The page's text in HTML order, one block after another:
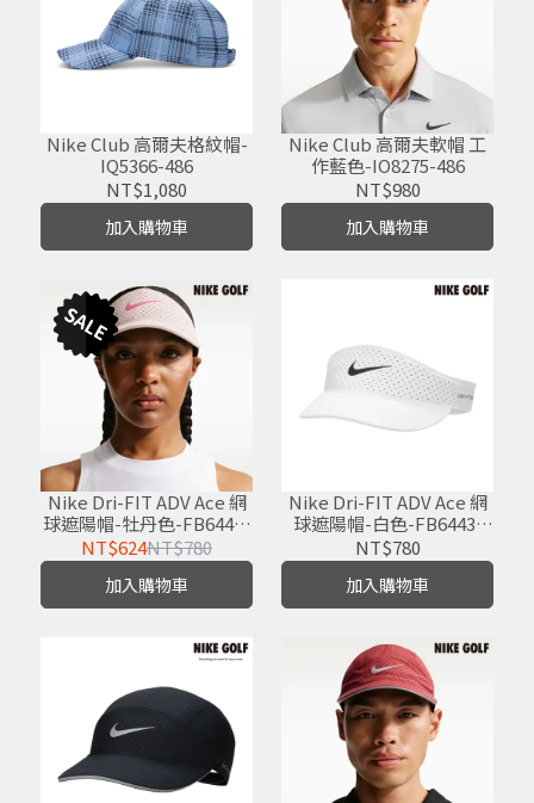
Nike Club 高爾夫格紋帽-
IQ5366-486
NT$1,080
加入購物車
Nike Club 高爾夫軟帽 工
作藍色-IO8275-486
NT$980
加入購物車
Nike Dri-FIT ADV Ace 網
球遮陽帽-牡丹色-FB6443-
667
NT$624NT$780
加入購物車
Nike Dri-FIT ADV Ace 網
球遮陽帽-白色-FB6443-
100
NT$780
加入購物車